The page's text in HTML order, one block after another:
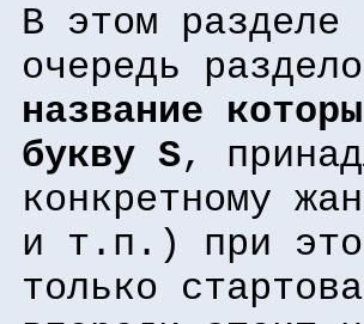
В этом разделе
очередь
название
букву S,
конкретному
и т.п.) при
только